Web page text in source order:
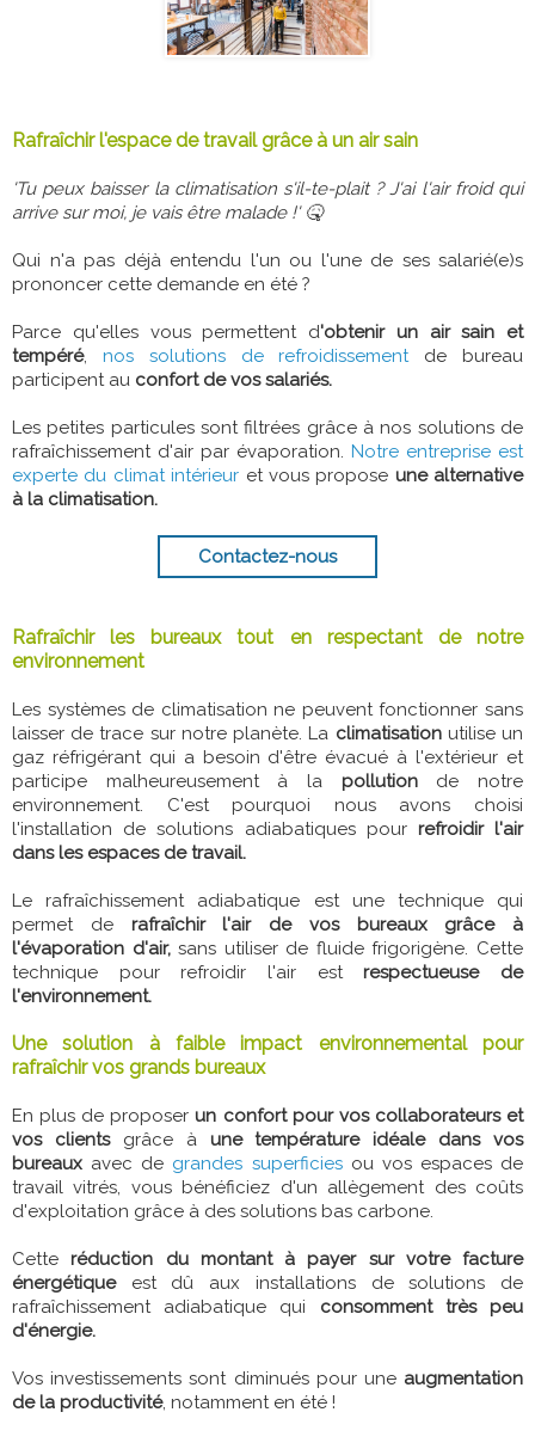
Rafraîchir l'espace de travail grâce à un air sain
'Tu peux baisser la climatisation s'il-te-plait ? J'ai l'air froid qui
arrive sur moi, je vais être malade !' 🤒
Qui n'a pas déjà entendu l'un ou l'une de ses salarié(e)s
prononcer cette demande en été ?
Parce qu'elles vous permettent d'obtenir un air sain et
tempéré, nos solutions de refroidissementde bureau
participent au confort de vos salariés.
Les petites particules sont filtrées grâce à nos solutions de
rafraîchissement d'air par évaporation. Notre entreprise est
experte du climat intérieur et vous propose une alternative
à la climatisation.
Contactez-nous
Rafraîchir les bureaux tout en respectant de notre
environnement
Les systèmes de climatisation ne peuvent fonctionner sans
laisser de trace sur notre planète. La climatisation utilise un
gaz réfrigérant qui a besoin d'être évacué à l'extérieur et
participe malheureusement à la pollution de notre
environnement. C'est pourquoi nous avons choisi
l'installation de solutions adiabatiques pour refroidir l'air
dans les espaces de travail.
Le rafraîchissement adiabatique est une technique qui
permet derafraîchir l'air de vos bureaux grâce à
l'évaporation d'air,sans utiliser de fluide frigorigène. Cette
technique pour refroidir l'air est respectueuse de
l'environnement.
Une solution à faible impact environnemental pour
rafraîchir vos grands bureaux
En plus de proposer un confort pour vos collaborateurs et
vos clientsgrâce à une température idéale dans vos
bureaux avec de grandes superficiesou vos espaces de
travail vitrés, vous bénéficiez d'un allègement des coûts
d'exploitation grâce à des solutions bas carbone.
Cette réduction du montant à payer sur votre facture
énergétiqueest dû aux installations de solutions de
rafraîchissement adiabatique qui consomment très peu
d'énergie.
Vos investissements sont diminués pour une augmentation
de la productivité, notamment en été !